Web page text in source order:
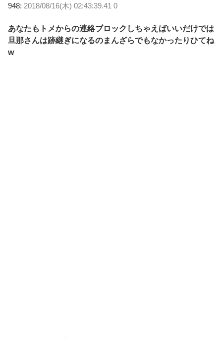
948: 2018/08/16(木) 02:43:39.41 0
あなたもトメからの連絡ブロックしちゃえばいいだけでは
旦那さんは跡継ぎになるのまんざらでもなかったりひてね
w